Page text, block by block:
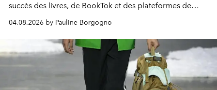
succès des livres, de BookTok et des plateformes de
04.08.2026 by Pauline Borgogno